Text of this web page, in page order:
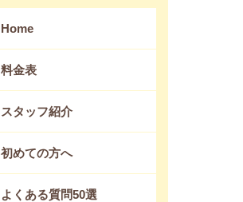
Home
料金表
スタッフ紹介
初めての方へ
よくある質問50選